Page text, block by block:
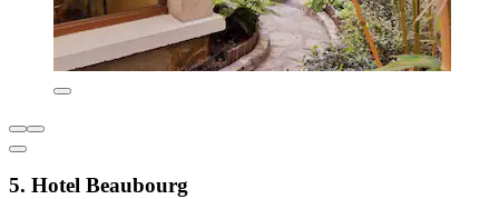
5. Hotel Beaubourg